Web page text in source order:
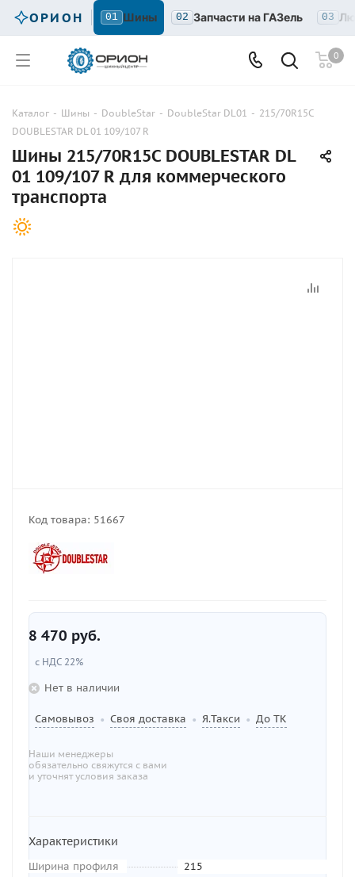
ОРИОН 01 Шины 02 Запчасти на ГАЗель 03
0
Каталог - Шины - DoubleStar - DoubleStar DL01 - 215/70R15C
DOUBLESTAR DL 01 109/107 R
Шины 215/70R15C DOUBLESTAR DL
01 109/107 R для коммерческого
транспорта
Код товара: 51667
8 470 руб.
с НДС 22%
Нет в наличии
Самовывоз • Своя доставка • Я.Такси • До ТК
Наши менеджеры
обязательно свяжутся с вами
и уточнят условия заказа
Характеристики
Ширина профиля
215